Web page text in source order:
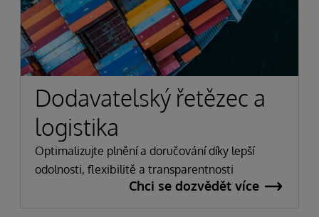
Dodavatelský řetězec a
logistika
Optimalizujte plnění a doručování díky lepší
odolnosti, flexibilitě a transparentnosti
Chci se dozvědět více